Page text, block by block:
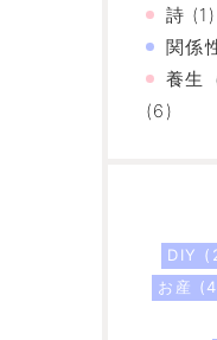
詩 (1)
関係
養生
(6)
DIY
お産